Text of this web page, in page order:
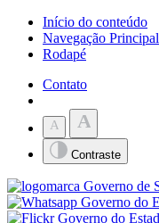
Início do conteúdo
Navegação Principal
Rodapé
Contato
A A
Contraste